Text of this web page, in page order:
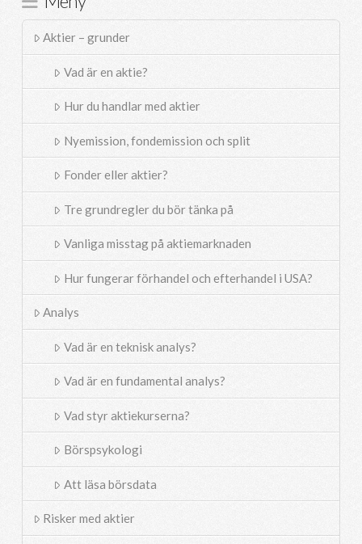
Aktier – grunder
Vad är en aktie?
Hur du handlar med aktier
Nyemission, fondemission och split
Fonder eller aktier?
Tre grundregler du bör tänka på
Vanliga misstag på aktiemarknaden
Hur fungerar förhandel och efterhandel i USA?
Analys
Vad är en teknisk analys?
Vad är en fundamental analys?
Vad styr aktiekurserna?
Börspsykologi
Att läsa börsdata
Risker med aktier